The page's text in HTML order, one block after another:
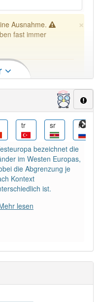
×
Ausnahme.
fast immer
den Artikel
tr sr ru
bezeichnet die
im Westen Europas,
die Abgrenzung je
Kontext
ist.
lesen